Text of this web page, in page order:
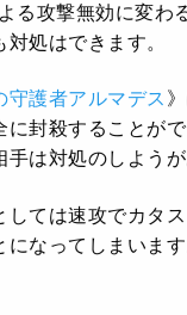
る攻撃無効に変わ
処はできます。
守護者アルマデス
に封殺することが
は対処のしようが
しては速攻でカタ
なってしまいます